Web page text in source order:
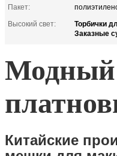
Пакет:
Высокий свет:
Торбички
Заказные
Модный
Китайские